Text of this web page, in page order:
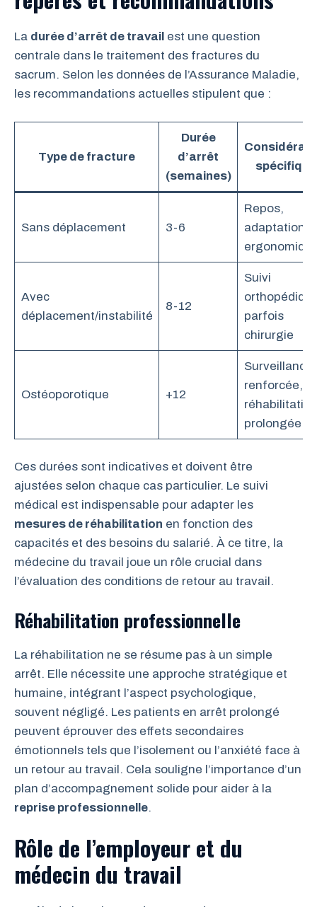
La durée d’arrêt de travail est une question
centrale dans le traitement des fractures du
sacrum. Selon les données de l’Assurance Maladie,
les recommandations actuelles stipulent que :
Type de fracture
Durée
d’arrêt
(semaines)
Sans déplacement 3-6
Repos,
adaptations
Avec
déplacement/instabilité
8-12
Suivi
parfois
chirurgie
Ostéoporotique +12
Surveillance
renforcée,
réhabilitation
prolongée
Ces durées sont indicatives et doivent être
ajustées selon chaque cas particulier. Le suivi
médical est indispensable pour adapter les
mesures de réhabilitation en fonction des
capacités et des besoins du salarié. À ce titre, la
médecine du travail joue un rôle crucial dans
l’évaluation des conditions de retour au travail.
Réhabilitation professionnelle
La réhabilitation ne se résume pas à un simple
arrêt. Elle nécessite une approche stratégique et
humaine, intégrant l’aspect psychologique,
souvent négligé. Les patients en arrêt prolongé
peuvent éprouver des effets secondaires
émotionnels tels que l’isolement ou l’anxiété face à
un retour au travail. Cela souligne l’importance d’un
plan d’accompagnement solide pour aider à la
reprise professionnelle.
Rôle de l’employeur et du
médecin du travail